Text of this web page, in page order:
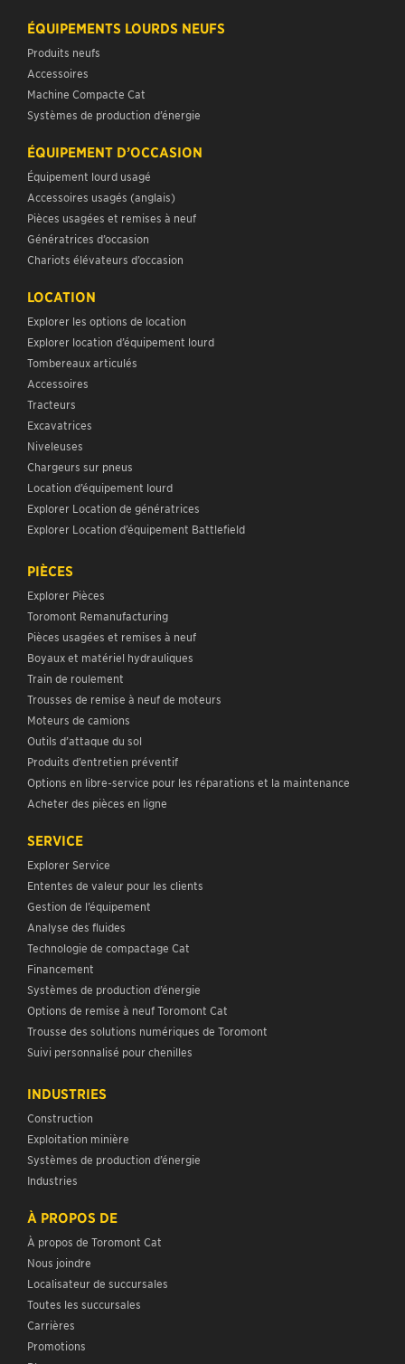
ÉQUIPEMENTS LOURDS NEUFS
Produits neufs
Accessoires
Machine Compacte Cat
Systèmes de production d’énergie
ÉQUIPEMENT D’OCCASION
Équipement lourd usagé
Accessoires usagés (anglais)
Pièces usagées et remises à neuf
Génératrices d’occasion
Chariots élévateurs d’occasion
LOCATION
Explorer les options de location
Explorer location d’équipement lourd
Tombereaux articulés
Accessoires
Tracteurs
Excavatrices
Niveleuses
Chargeurs sur pneus
Location d’équipement lourd
Explorer Location de génératrices
Explorer Location d’équipement Battlefield
PIÈCES
Explorer Pièces
Toromont Remanufacturing
Pièces usagées et remises à neuf
Boyaux et matériel hydrauliques
Train de roulement
Trousses de remise à neuf de moteurs
Moteurs de camions
Outils d’attaque du sol
Produits d’entretien préventif
Options en libre-service pour les réparations et la maintenance
Acheter des pièces en ligne
SERVICE
Explorer Service
Ententes de valeur pour les clients
Gestion de l’équipement
Analyse des fluides
Technologie de compactage Cat
Financement
Systèmes de production d’énergie
Options de remise à neuf Toromont Cat
Trousse des solutions numériques de Toromont
Suivi personnalisé pour chenilles
INDUSTRIES
Construction
Exploitation minière
Systèmes de production d’énergie
Industries
À PROPOS DE
À propos de Toromont Cat
Nous joindre
Localisateur de succursales
Toutes les succursales
Carrières
Promotions